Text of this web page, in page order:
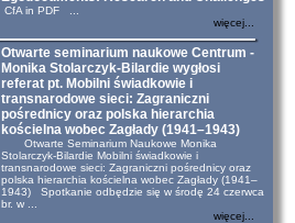
CfA in PDF ...
więcej...
Otwarte seminarium naukowe Centrum -
Monika Stolarczyk-Bilardie wygłosi
referat pt. Mobilni świadkowie i
transnarodowe sieci: Zagraniczni
pośrednicy oraz polska hierarchia
kościelna wobec Zagłady (1941–1943)
Otwarte Seminarium Naukowe Monika
Stolarczyk-Bilardie Mobilni świadkowie i
transnarodowe sieci: Zagraniczni pośrednicy oraz
polska hierarchia kościelna wobec Zagłady (1941–
1943) Spotkanie odbędzie się w środę 24 czerwca
br. w ...
więcej...